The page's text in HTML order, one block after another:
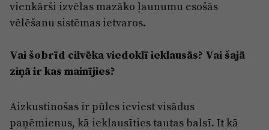
vienkārši izvēlas mazāko ļaunumu esošās
vēlēšanu sistēmas ietvaros.
Vai šobrīd cilvēka viedoklī ieklausās? Vai šajā
ziņā ir kas mainījies?
Aizkustinošas ir pūles ieviest visādus
paņēmienus, kā ieklausīties tautas balsī. It kā